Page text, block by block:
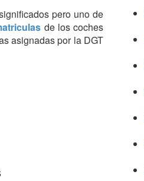
pero uno de
de los coches
asignadas por la DGT